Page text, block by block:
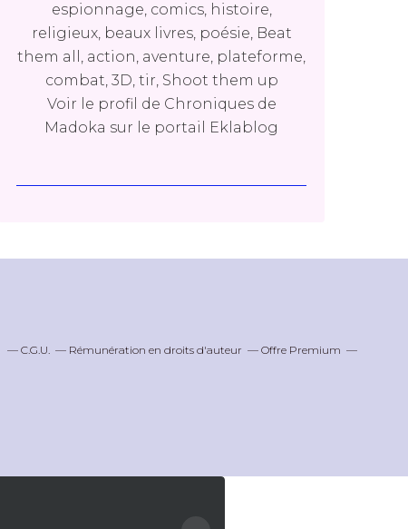
espionnage, comics, histoire,
religieux, beaux livres, poésie, Beat
them all, action, aventure, plateforme,
combat, 3D, tir, Shoot them up
Voir le profil de Chroniques de
Madoka sur le portail Eklablog
C.G.U. Rémunération en droits d'auteur
Offre Premium